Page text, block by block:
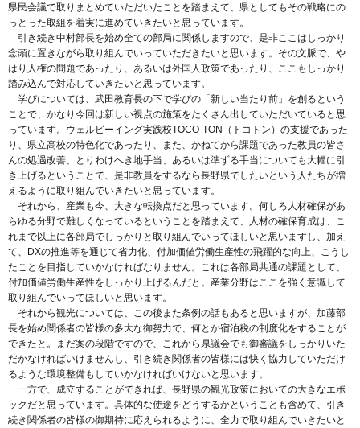
県民会議で取りまとめていただいたことを踏まえて、県としてもその戦略にの
っとった取組を着実に進めていきたいと思っています。
引き続き中村部長を始め全ての部局に関係しますので、是非ここはしっかり
念頭に置きながら取り組んでいっていただきたいと思います。その文脈で、や
はり人権の問題であったり、あるいは外国人政策であったり、ここもしっかり
踏み込んで対応していきたいと思っています。
学びについては、武田教育長の下で学びの「新しい当たり前」を創るという
ことで、かなり今回は新しい視点の施策をたくさん出していただいていると思
っています。ウェルビーイング実践校TOCO-TON（トコトン）の支援であった
り、県立高校の特色化であったり、また、かねてから課題であった教員の皆さ
んの処遇改善、とりわけへき地手当、あるいは準ずる手当についても大幅に引
き上げるということで、是非教員をするなら長野県でしたいという人たちが増
えるように取り組んでいきたいと思っています。
それから、産業も今、大きな転換点だと思っています。何しろ人材確保があ
らゆる分野で難しくなっているということを踏まえて、人材の確保育成は、こ
れまで以上に各部局でしっかりと取り組んでいってほしいと思いますし、加え
て、DXの推進等を通じて省力化、付加価値労働生産性の飛躍的な向上、こうし
たことを目指していかなければなりません。これは各部局共通の課題として、
付加価値労働生産性をしっかり上げるんだと。産業分野はここを強く意識して
取り組んでいってほしいと思います。
それから観光については、この後また条例の話もあると思いますが、加藤部
長を始め関係者の皆様の多大な御努力で、何とか宿泊税の制度化をすることが
できたと。まだ案の段階ですので、これから県議会でも御審議をしっかりいた
だかなければいけませんし、引き続き関係者の皆様には快く協力していただけ
るような環境整備もしていかなければいけないと思います。
一方で、成立することができれば、長野県の観光政策においての大きなエポ
ックだと思っています。具体的な使途をどうするかということも含めて、引き
続き関係者の皆様の御期待に応えられるように、全力で取り組んでいきたいと